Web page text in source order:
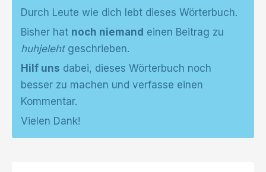
Durch Leute wie dich lebt dieses Wörterbuch.
Bisher hat noch niemand einen Beitrag zu
huhjelehtgeschrieben.
Hilf uns dabei, dieses Wörterbuch noch
besser zu machen und verfasse einen
Kommentar.
Vielen Dank!